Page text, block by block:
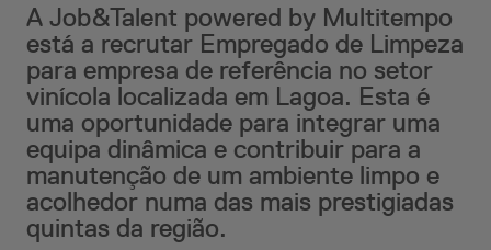
A Job&Talent powered by Multitempo
está a recrutar Empregado de Limpeza
para empresa de referência no setor
vinícola localizada em Lagoa. Esta é
uma oportunidade para integrar uma
equipa dinâmica e contribuir para a
manutenção de um ambiente limpo e
acolhedor numa das mais prestigiadas
quintas da região.